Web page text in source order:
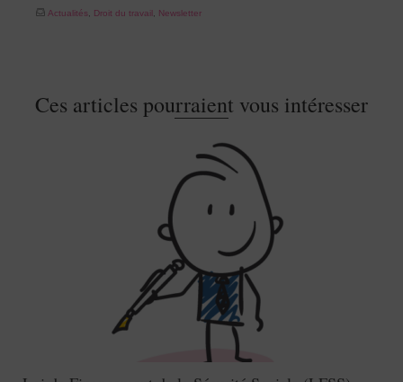
Actualités Droit du travail Newsletter
Ces articles pourraient vous intéresser